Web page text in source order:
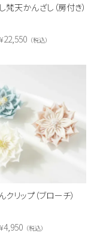
梵天かんざし（房付き）
¥22,550 税込
クリップ（ブローチ）
¥4,950 税込